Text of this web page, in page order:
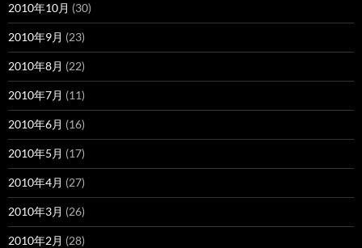
2010年10月 (30)
2010年9月 (23)
2010年8月 (22)
2010年7月 (11)
2010年6月 (16)
2010年5月 (17)
2010年4月 (27)
2010年3月 (26)
2010年2月 (28)